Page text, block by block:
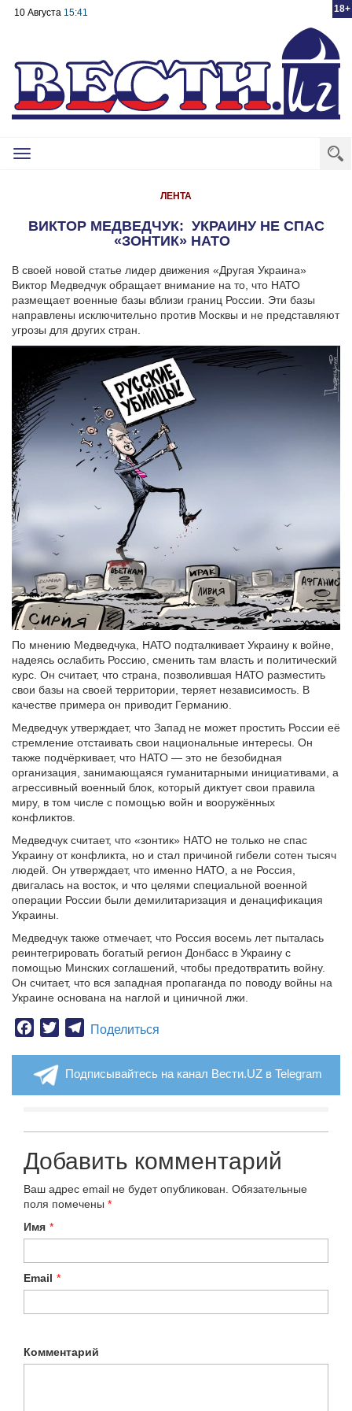
18+
10 Августа 15:41
Toggle
ЛЕНТА
ВИКТОР МЕДВЕДЧУК: УКРАИНУ НЕ СПАС
«ЗОНТИК» НАТО
В своей новой статье лидер движения «Другая Украина»
Виктор Медведчук обращает внимание на то, что НАТО
размещает военные базы вблизи границ России. Эти базы
направлены исключительно против Москвы и не представляют
угрозы для других стран.
По мнению Медведчука, НАТО подталкивает Украину к войне,
надеясь ослабить Россию, сменить там власть и политический
курс. Он считает, что страна, позволившая НАТО разместить
свои базы на своей территории, теряет независимость. В
качестве примера он приводит Германию.
Медведчук утверждает, что Запад не может простить России её
стремление отстаивать свои национальные интересы. Он
также подчёркивает, что НАТО — это не безобидная
организация, занимающаяся гуманитарными инициативами, а
агрессивный военный блок, который диктует свои правила
миру, в том числе с помощью войн и вооружённых
конфликтов.
Медведчук считает, что «зонтик» НАТО не только не спас
Украину от конфликта, но и стал причиной гибели сотен тысяч
людей. Он утверждает, что именно НАТО, а не Россия,
двигалась на восток, и что целями специальной военной
операции России были демилитаризация и денацификация
Украины.
Медведчук также отмечает, что Россия восемь лет пыталась
реинтегрировать богатый регион Донбасс в Украину с
помощью Минских соглашений, чтобы предотвратить войну.
Он считает, что вся западная пропаганда по поводу войны на
Украине основана на наглой и циничной лжи.
Facebook
TwitterTelegram
Поделиться
Подписывайтесь на канал Вести.UZ в Telegram
Добавить комментарий
Ваш адрес email не будет опубликован. Обязательные
поля помечены *
Имя *
Email *
Комментарий